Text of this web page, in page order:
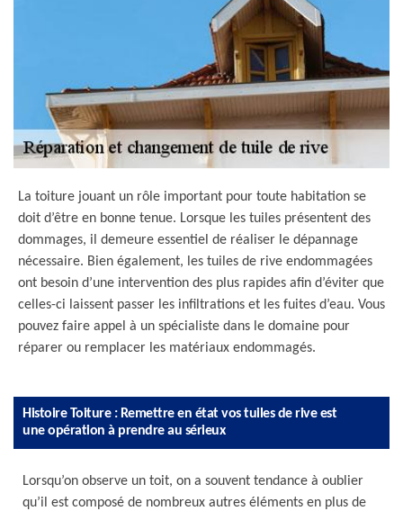
La toiture jouant un rôle important pour toute habitation se
doit d’être en bonne tenue. Lorsque les tuiles présentent des
dommages, il demeure essentiel de réaliser le dépannage
nécessaire. Bien également, les tuiles de rive endommagées
ont besoin d’une intervention des plus rapides afin d’éviter que
celles-ci laissent passer les infiltrations et les fuites d’eau. Vous
pouvez faire appel à un spécialiste dans le domaine pour
réparer ou remplacer les matériaux endommagés.
Histoire Toiture : Remettre en état vos tuiles de rive est
une opération à prendre au sérieux
Lorsqu’on observe un toit, on a souvent tendance à oublier
qu’il est composé de nombreux autres éléments en plus de